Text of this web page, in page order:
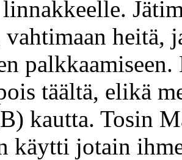
vahtimaan heitä,
täältä, elikä
kautta. Tosin
käytti jotain